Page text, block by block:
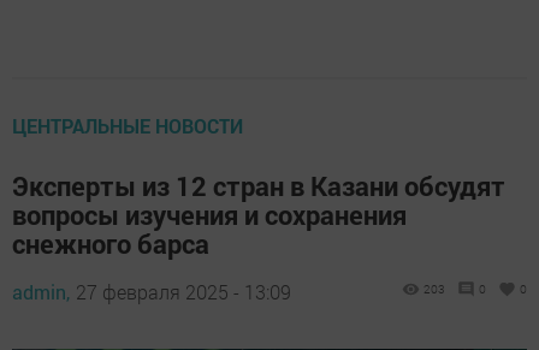
ЦЕНТРАЛЬНЫЕ НОВОСТИ
Эксперты из 12 стран в Казани обсудят
вопросы изучения и сохранения
снежного барса
admin, 27 февраля 2025 - 13:09 203 0 0